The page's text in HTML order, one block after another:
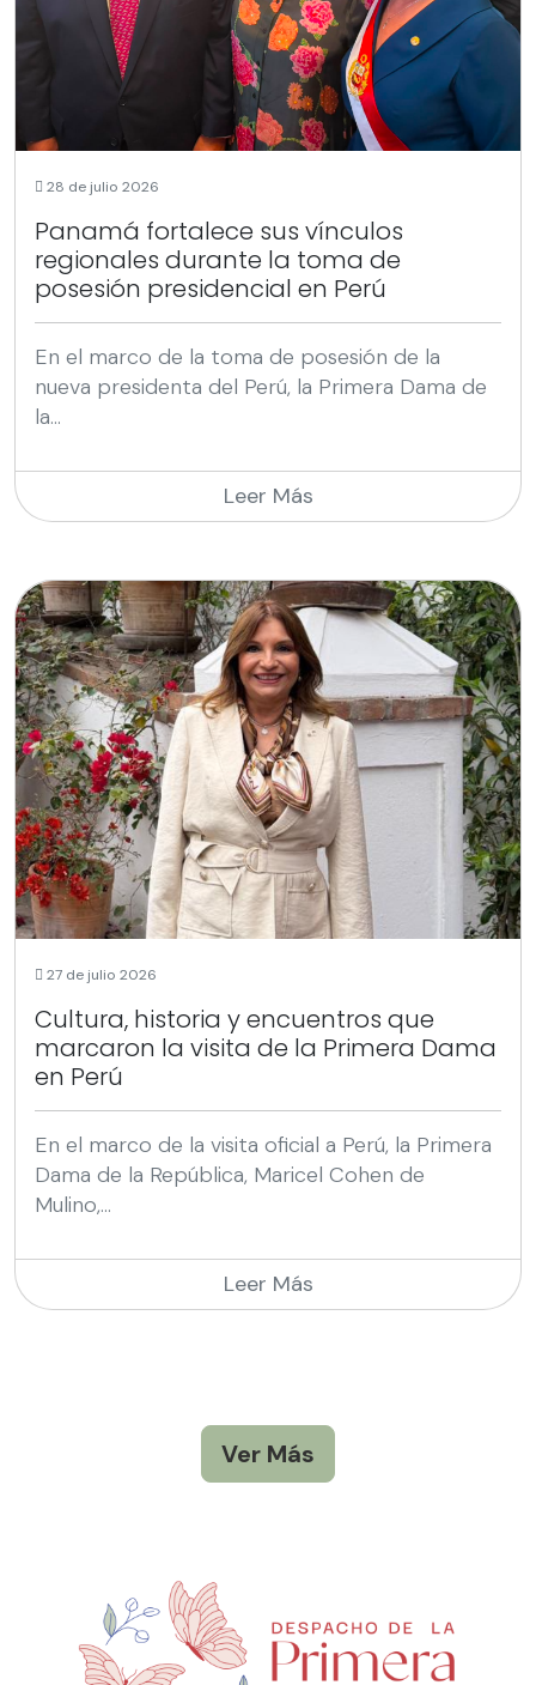
28 de julio 2026
Panamá fortalece sus vínculos
regionales durante la toma de
posesión presidencial en Perú
En el marco de la toma de posesión de la
nueva presidenta del Perú, la Primera Dama de
la...
Leer Más
27 de julio 2026
Cultura, historia y encuentros que
marcaron la visita de la Primera Dama
en Perú
En el marco de la visita oficial a Perú, la Primera
Dama de la República, Maricel Cohen de
Mulino,...
Leer Más
Ver Más